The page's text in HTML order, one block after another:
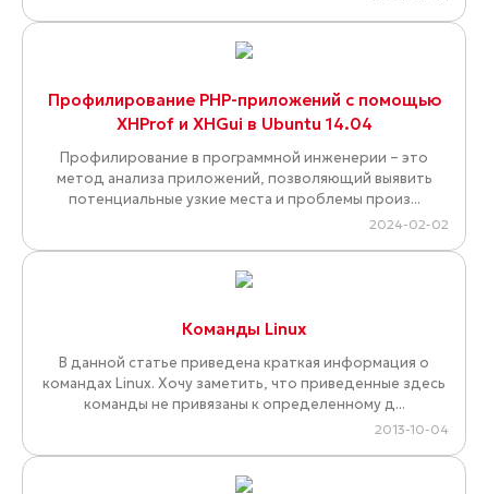
Профилирование PHP-приложений с помощью
XHProf и XHGui в Ubuntu 14.04
Профилирование в программной инженерии – это
метод анализа приложений, позволяющий выявить
потенциальные узкие места и проблемы произ...
2024-02-02
Команды Linux
В данной статье приведена краткая информация о
командах Linux. Хочу заметить, что приведенные здесь
команды не привязаны к определенному д...
2013-10-04